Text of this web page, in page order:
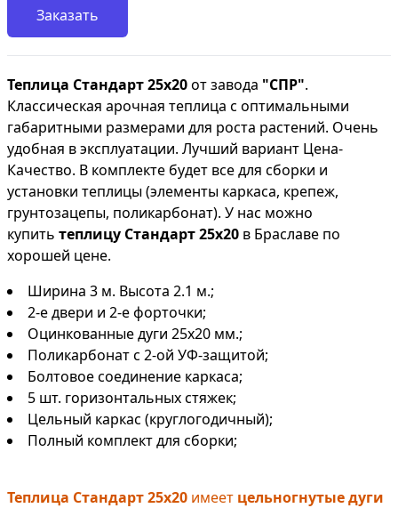
Заказать
Теплица Стандарт 25х20от завода "СПР".
Классическая арочная теплица с оптимальными
габаритными размерами для роста растений. Очень
удобная в эксплуатации. Лучший вариант Цена-
Качество. В комплекте будет все для сборки и
установки теплицы (элементы каркаса, крепеж,
грунтозацепы, поликарбонат). У нас можно
купить теплицу Стандарт 25х20 в Браславе по
хорошей цене.
Ширина 3 м. Высота 2.1 м.;
2-е двери и 2-е форточки;
Оцинкованные дуги 25х20 мм.;
Поликарбонат с 2-ой УФ-защитой;
Болтовое соединение каркаса;
5 шт. горизонтальных стяжек;
Цельный каркас (круглогодичный);
Полный комплект для сборки;
Теплица Стандарт 25х20 имеет цельногнутые дуги